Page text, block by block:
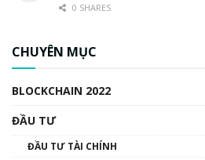
0 SHARES
CHUYÊN MỤC
BLOCKCHAIN 2022
ĐẦU TƯ
ĐẦU TƯ TÀI CHÍNH